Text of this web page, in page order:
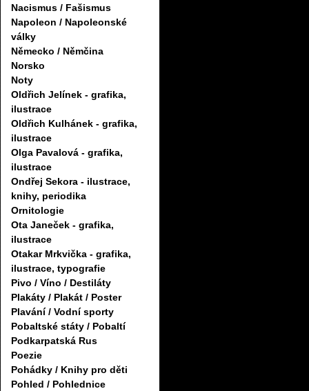
Nacismus / Fašismus
Napoleon / Napoleonské
války
Německo / Němčina
Norsko
Noty
Oldřich Jelínek - grafika,
ilustrace
Oldřich Kulhánek - grafika,
ilustrace
Olga Pavalová - grafika,
ilustrace
Ondřej Sekora - ilustrace,
knihy, periodika
Ornitologie
Ota Janeček - grafika,
ilustrace
Otakar Mrkvička - grafika,
ilustrace, typografie
Pivo / Víno / Destiláty
Plakáty / Plakát / Poster
Plavání / Vodní sporty
Pobaltské státy / Pobaltí
Podkarpatská Rus
Poezie
Pohádky / Knihy pro děti
Pohled / Pohlednice